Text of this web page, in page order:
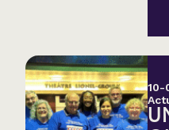
10-